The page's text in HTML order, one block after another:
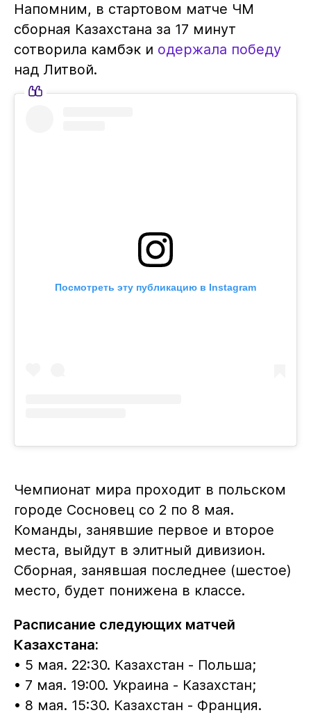
Напомним, в стартовом матче ЧМ
сборная Казахстана за 17 минут
сотворила камбэк и одержала победу
над Литвой.
Посмотреть эту публикацию в Instagram
Чемпионат мира проходит в польском
городе Сосновец со 2 по 8 мая.
Команды, занявшие первое и второе
места, выйдут в элитный дивизион.
Сборная, занявшая последнее (шестое)
место, будет понижена в классе.
Расписание следующих матчей
Казахстана:
• 5 мая. 22:30. Казахстан - Польша;
• 7 мая. 19:00. Украина - Казахстан;
• 8 мая. 15:30. Казахстан - Франция.